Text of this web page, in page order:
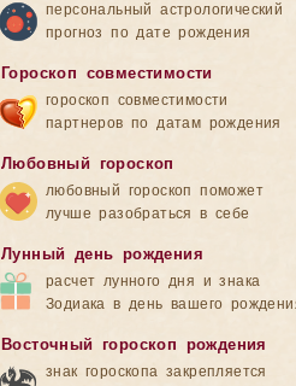
персональный астрологический
прогноз по дате рождения
Гороскоп совместимости
гороскоп совместимости
партнеров по датам рождения
Любовный гороскоп
любовный гороскоп поможет
лучше разобраться в себе
Лунный день рождения
расчет лунного дня и знака
Зодиака в день вашего
Восточный гороскоп рождения
знак гороскопа закрепляется